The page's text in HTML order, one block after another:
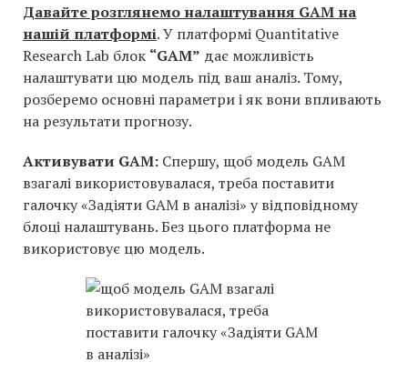
Давайте розглянемо налаштування GAM на
нашій платформі. У платформі Quantitative
Research Lab блок “GAM” дає можливість
налаштувати цю модель під ваш аналіз. Тому,
розберемо основні параметри і як вони впливають
на результати прогнозу.
Активувати GAM: Спершу, щоб модель GAM
взагалі використовувалася, треба поставити
галочку «Задіяти GAM в аналізі» у відповідному
блоці налаштувань. Без цього платформа не
використовує цю модель.